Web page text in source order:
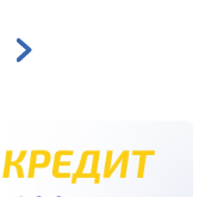
Следующая
страница